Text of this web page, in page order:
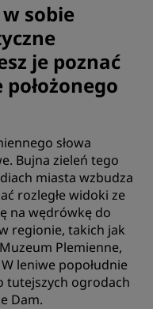
sobie
je poznać
słowa
Bujna zieleń tego
miasta wzbudza
rozległe widoki ze
na wędrówkę do
regionie, takich jak
Plemienne,
leniwe popołudnie
tutejszych ogrodach
Dam.